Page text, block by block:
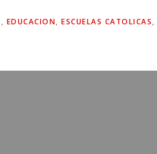
, EDUCACION, ESCUELAS CATOLICAS,